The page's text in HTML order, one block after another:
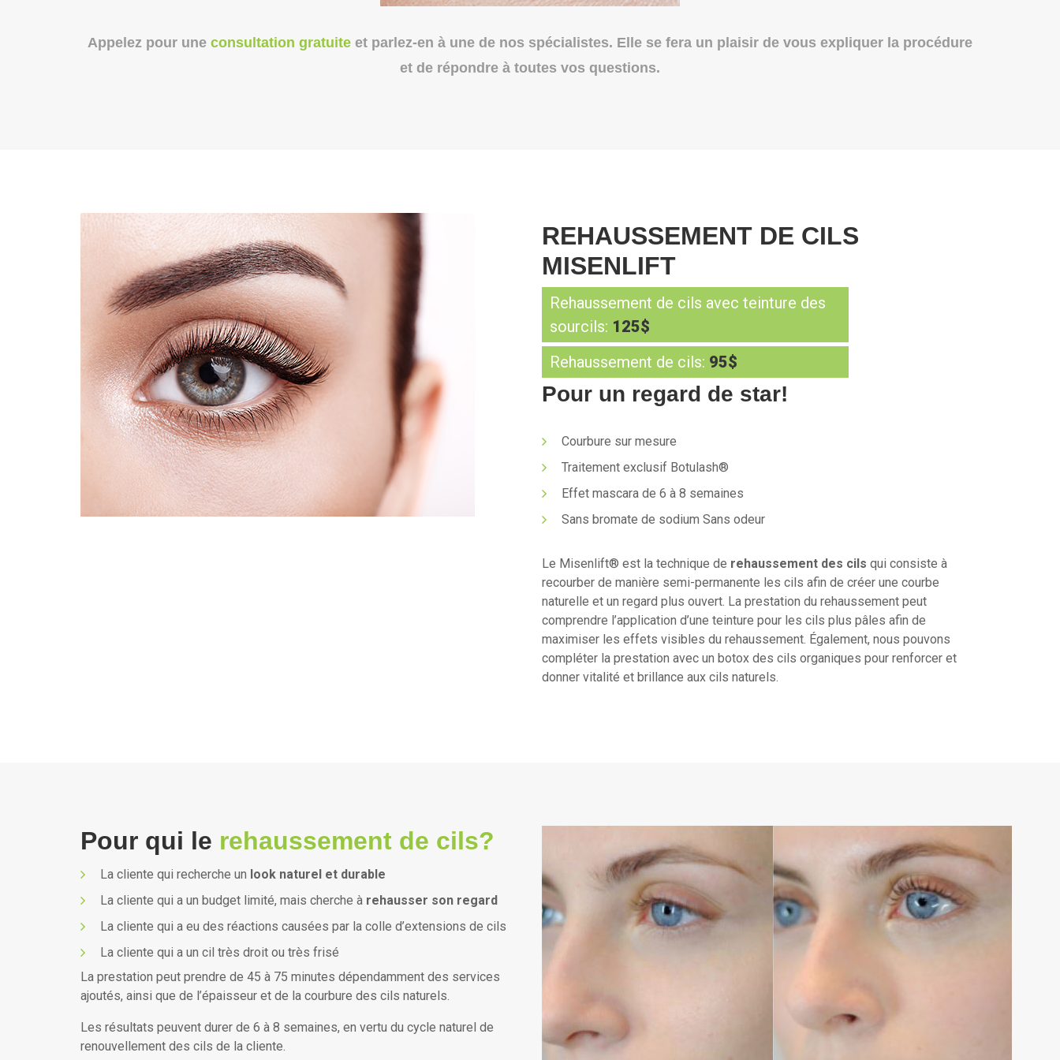
Appelez pour une consultation gratuite et parlez-en à une de nos spécialistes. Elle se fera un plaisir de vous expliquer la procédure
et de répondre à toutes vos questions.
REHAUSSEMENT DE CILS
MISENLIFT
Rehaussement de cils avec teinture des
sourcils: 125$
Rehaussement de cils: 95$
Pour un regard de star!
Courbure sur mesure
Traitement exclusif Botulash®
Effet mascara de 6 à 8 semaines
Sans bromate de sodium Sans odeur
Le Misenlift® est la technique de rehaussement des cils qui consiste à
recourber de manière semi-permanente les cils afin de créer une courbe
naturelle et un regard plus ouvert. La prestation du rehaussement peut
comprendre l’application d’une teinture pour les cils plus pâles afin de
maximiser les effets visibles du rehaussement. Également, nous pouvons
compléter la prestation avec un botox des cils organiques pour renforcer et
donner vitalité et brillance aux cils naturels.
Pour qui le rehaussement de cils?
La cliente qui recherche un look naturel et durable
La cliente qui a un budget limité, mais cherche à rehausser son regard
La cliente qui a eu des réactions causées par la colle d’extensions de cils
La cliente qui a un cil très droit ou très frisé
La prestation peut prendre de 45 à 75 minutes dépendamment des services
ajoutés, ainsi que de l’épaisseur et de la courbure des cils naturels.
Les résultats peuvent durer de 6 à 8 semaines, en vertu du cycle naturel de
renouvellement des cils de la cliente.